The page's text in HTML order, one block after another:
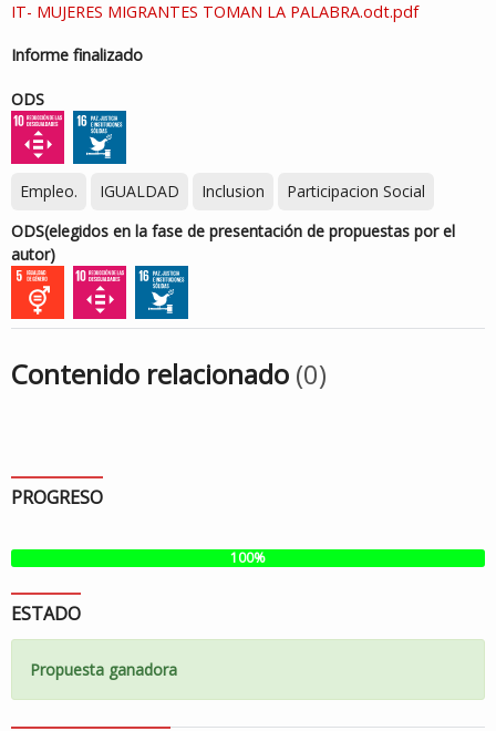
IT- MUJERES MIGRANTES TOMAN LA PALABRA.odt.pdf
Informe finalizado
ODS
Empleo. IGUALDAD Inclusion
Participacion Social
ODS(elegidos en la fase de presentación de propuestas por el
autor)
Contenido relacionado (0)
PROGRESO
100%
ESTADO
Propuesta ganadora